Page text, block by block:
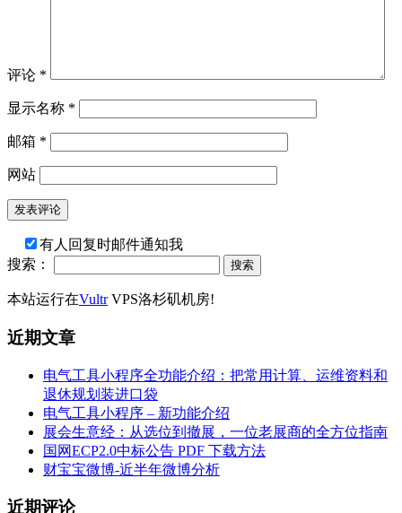
评论 *
显示名称 *
邮箱 *
网站
有人回复时邮件通知我
搜索：
本站运行在VultrVPS洛杉矶机房!
近期文章
电气工具小程序全功能介绍：把常用计算、运维资料和
退休规划装进口袋
电气工具小程序 – 新功能介绍
展会生意经：从选位到撤展，一位老展商的全方位指南
国网ECP2.0中标公告 PDF 下载方法
财宝宝微博-近半年微博分析
近期评论